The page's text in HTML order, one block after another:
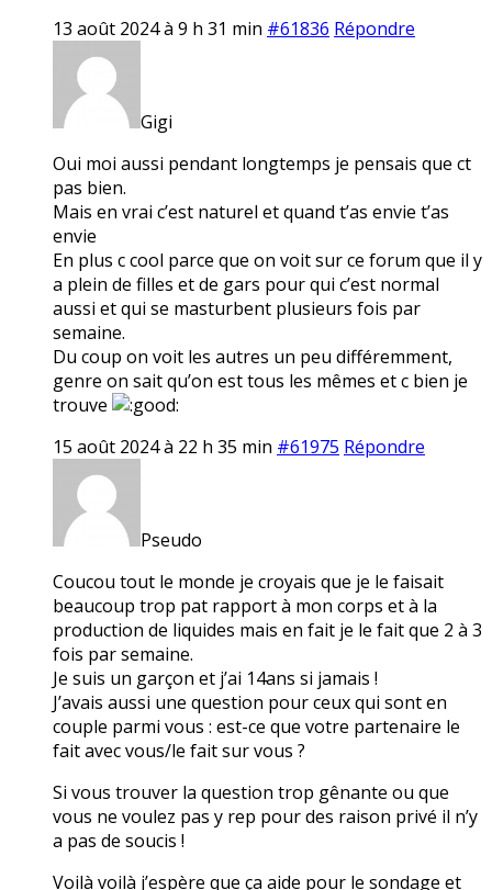
13 août 2024 à 9 h 31 min #61836 Répondre
Gigi
Oui moi aussi pendant longtemps je pensais que ct
pas bien.
Mais en vrai c’est naturel et quand t’as envie t’as
envie
En plus c cool parce que on voit sur ce forum que il y
a plein de filles et de gars pour qui c’est normal
aussi et qui se masturbent plusieurs fois par
semaine.
Du coup on voit les autres un peu différemment,
genre on sait qu’on est tous les mêmes et c bien je
trouve
15 août 2024 à 22 h 35 min #61975 Répondre
Pseudo
Coucou tout le monde je croyais que je le faisait
beaucoup trop pat rapport à mon corps et à la
production de liquides mais en fait je le fait que 2 à 3
fois par semaine.
Je suis un garçon et j’ai 14ans si jamais !
J’avais aussi une question pour ceux qui sont en
couple parmi vous : est-ce que votre partenaire le
fait avec vous/le fait sur vous ?
Si vous trouver la question trop gênante ou que
vous ne voulez pas y rep pour des raison privé il n’y
a pas de soucis !
Voilà voilà j’espère que ça aide pour le sondage et